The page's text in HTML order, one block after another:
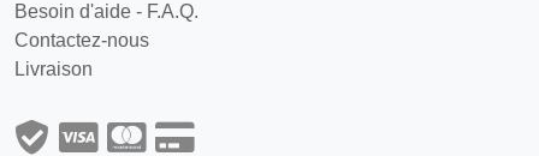
Besoin d'aide - F.A.Q.
Contactez-nous
Livraison